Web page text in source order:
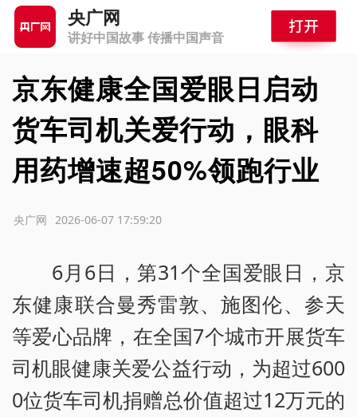
央广网
讲好中国故事 传播中国声音
京东健康全国爱眼日启动
货车司机关爱行动，眼科
用药增速超50%领跑行业
2026-06-07 17:59:20
央广网
6月6日，第31个全国爱眼日，京
东健康联合曼秀雷敦、施图伦、参天
等爱心品牌，在全国7个城市开展货车
司机眼健康关爱公益行动，为超过600
0位货车司机捐赠总价值超过12万元的